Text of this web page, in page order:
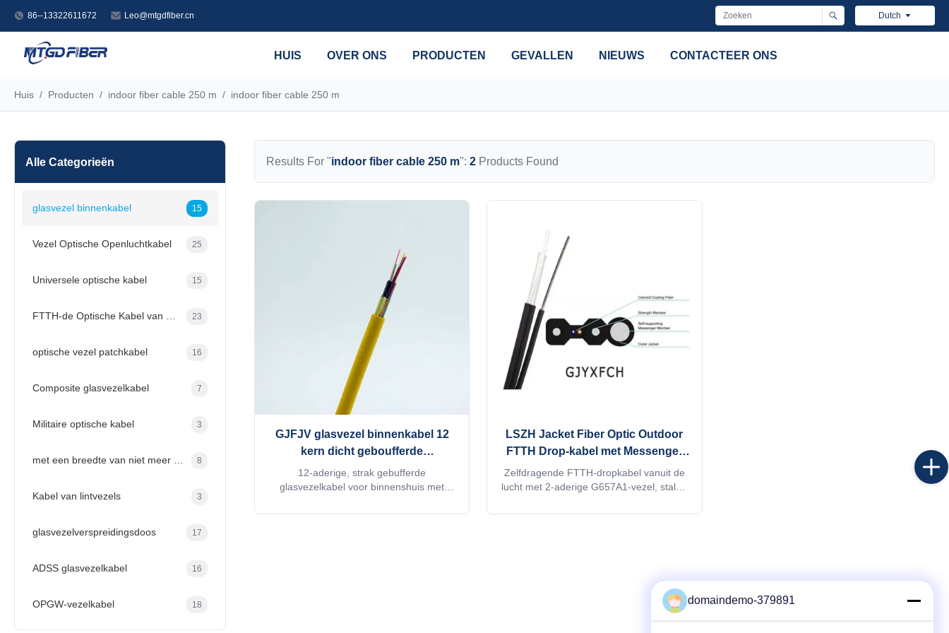
86--13322611672 Leo@mtgdfiber.cn Dutch
HUIS OVER ONS PRODUCTEN GEVALLEN NIEUWS CONTACTEER ONS
Huis / Producten / indoor fiber cable 250 m / indoor fiber cable 250 m
Alle Categorieën
glasvezel binnenkabel 15
Vezel Optische Openluchtkabel 25
Universele optische kabel 15
23
optische vezel patchkabel 16
Composite glasvezelkabel 7
Militaire optische kabel 3
8
Kabel van lintvezels 3
glasvezelverspreidingsdoos 17
ADSS glasvezelkabel 16
OPGW-vezelkabel 18
Results For "indoor fiber cable 250 m": 2 Products Found
GJFJV glasvezel binnenkabel 12
kern dicht geboufferde
glasvezelkabel Gele kleur
12-aderige, strak gebufferde
glasvezelkabel voor binnenshuis met
en 4-24 kernopties. Ideaal voor
LSZH Jacket Fiber Optic Outdoor
FTTH Drop-kabel met Messenger
Wire 2 Core G657A1
Zelfdragende FTTH-dropkabel vanuit de
lucht met 2-aderige G657A1-vezel, stalen
Beschikt over duurzaamheid, eenvoudige
domaindemo-379891